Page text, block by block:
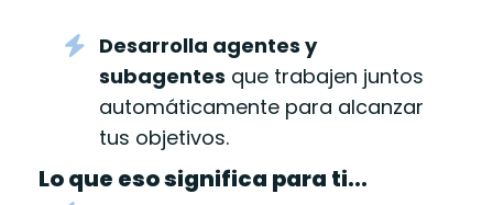
Desarrolla agentes y
subagentes que trabajen juntos
automáticamente para alcanzar
tus objetivos.
Lo que eso significa para ti...